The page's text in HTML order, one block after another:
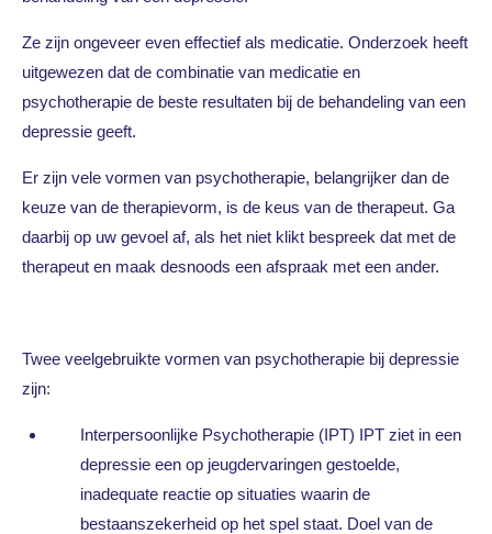
Ze zijn ongeveer even effectief als medicatie. Onderzoek heeft
uitgewezen dat de combinatie van medicatie en
psychotherapie de beste resultaten bij de behandeling van een
depressie geeft.
Er zijn vele vormen van psychotherapie, belangrijker dan de
keuze van de therapievorm, is de keus van de therapeut. Ga
daarbij op uw gevoel af, als het niet klikt bespreek dat met de
therapeut en maak desnoods een afspraak met een ander.
Twee veelgebruikte vormen van psychotherapie bij depressie
zijn:
Interpersoonlijke Psychotherapie (IPT) IPT ziet in een
depressie een op jeugdervaringen gestoelde,
inadequate reactie op situaties waarin de
bestaanszekerheid op het spel staat. Doel van de